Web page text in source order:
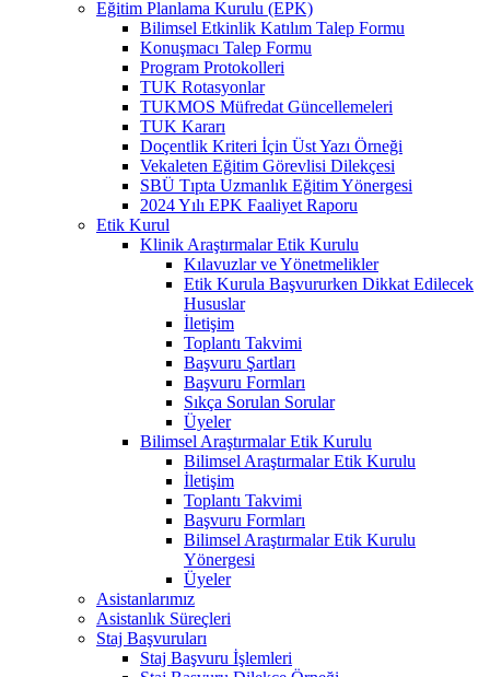
Eğitim Planlama Kurulu (EPK)
Bilimsel Etkinlik Katılım Talep Formu
Konuşmacı Talep Formu
Program Protokolleri
TUK Rotasyonlar
TUKMOS Müfredat Güncellemeleri
TUK Kararı
Doçentlik Kriteri İçin Üst Yazı Örneği
Vekaleten Eğitim Görevlisi Dilekçesi
SBÜ Tıpta Uzmanlık Eğitim Yönergesi
2024 Yılı EPK Faaliyet Raporu
Etik Kurul
Klinik Araştırmalar Etik Kurulu
Kılavuzlar ve Yönetmelikler
Etik Kurula Başvururken Dikkat Edilecek
Hususlar
İletişim
Toplantı Takvimi
Başvuru Şartları
Başvuru Formları
Sıkça Sorulan Sorular
Üyeler
Bilimsel Araştırmalar Etik Kurulu
Bilimsel Araştırmalar Etik Kurulu
İletişim
Toplantı Takvimi
Başvuru Formları
Bilimsel Araştırmalar Etik Kurulu
Yönergesi
Üyeler
Asistanlarımız
Asistanlık Süreçleri
Staj Başvuruları
Staj Başvuru İşlemleri